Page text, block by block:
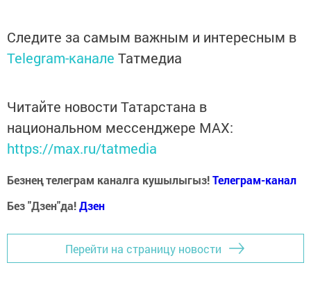
Следите за самым важным и интересным в
Telegram-канале Татмедиа
Читайте новости Татарстана в
национальном мессенджере MАХ:
https://max.ru/tatmedia
Безнең телеграм каналга кушылыгыз!Телеграм-канал
Без "Дзен"да!Дзен
Перейти на страницу новости